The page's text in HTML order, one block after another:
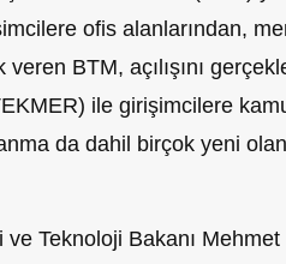
ofis alanlarından,
BTM, açılışını
ile girişimcilere
da dahil birçok yeni
ve Teknoloji Bakanı Mehmet